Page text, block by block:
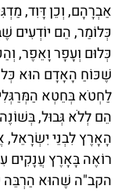
אַבְרָהָם, וְכֵן דָּוִד,
כְּלוֹמַר, הֵם יוֹדְעִים
כְּלוּם וְעָפָר וָאֵפֶר,
שֶׁכּוֹחַ הָאָדָם הוּא
לַחְטֹא בְּחֵטְא
הֵם לְלֹא גְּבוּל,
הָאָרֶץ לִבְנֵי יִשְׂרָאֵל,
רוֹאֶה בָּאָרֶץ עֲנָקִים
הקב"ה שֶׁהוּא הַרְבֵּה